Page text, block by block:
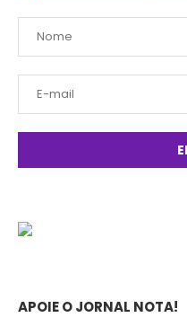
APOIE O JORNAL NOTA!